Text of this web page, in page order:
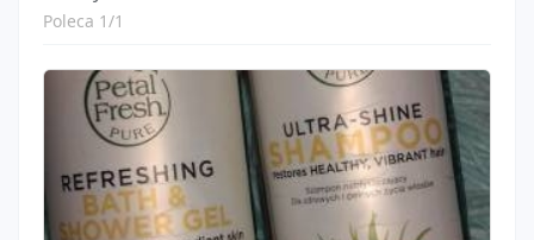
Poleca 1/1